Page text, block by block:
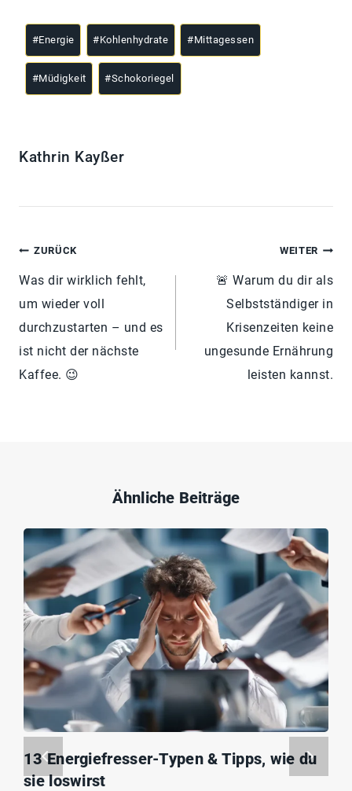
#Energie #Kohlenhydrate #Mittagessen
#Müdigkeit #Schokoriegel
Kathrin Kayßer
ZURÜCK
Was dir wirklich fehlt,
um wieder voll
durchzustarten – und es
ist nicht der nächste
Kaffee. 😉
WEITER
🚨 Warum du dir als
Selbstständiger in
Krisenzeiten keine
ungesunde Ernährung
leisten kannst.
Ähnliche Beiträge
13 Energiefresser-Typen & Tipps, wie du
sie loswirst